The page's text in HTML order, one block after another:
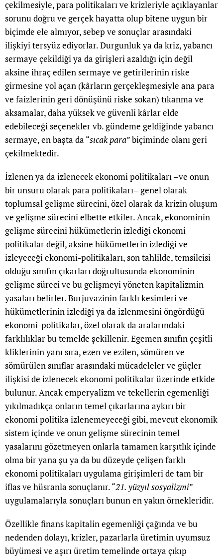
çekilmesiyle, para politikaları ve krizleriyle açıklayanlar
sorunu doğru ve gerçek hayatta olup bitene uygun bir
biçimde ele almıyor, sebep ve sonuçlar arasındaki
ilişkiyi tersyüz ediyorlar. Durgunluk ya da kriz, yabancı
sermaye çekildiği ya da girişleri azaldığı için değil
aksine ihraç edilen sermaye ve getirilerinin riske
girmesine yol açan (kârların gerçekleşmesiyle ana para
ve faizlerinin geri dönüşünü riske sokan) tıkanma ve
aksamalar, daha yüksek ve güvenli kârlar elde
edebileceği seçenekler vb. gündeme geldiğinde yabancı
sermaye, en başta da “sıcak para” biçiminde olanı geri
çekilmektedir.
İzlenen ya da izlenecek ekonomi politikaları –ve onun
bir unsuru olarak para politikaları– genel olarak
toplumsal gelişme sürecini, özel olarak da krizin oluşum
ve gelişme sürecini elbette etkiler. Ancak, ekonominin
gelişme sürecini hükümetlerin izlediği ekonomi
politikalar değil, aksine hükümetlerin izlediği ve
izleyeceği ekonomi-politikaları, son tahlilde, temsilcisi
olduğu sınıfın çıkarları doğrultusunda ekonominin
gelişme süreci ve bu gelişmeyi yöneten kapitalizmin
yasaları belirler. Burjuvazinin farklı kesimleri ve
hükümetlerinin izlediği ya da izlenmesini öngördüğü
ekonomi-politikalar, özel olarak da aralarındaki
farklılıklar bu temelde şekillenir. Egemen sınıfın çeşitli
kliklerinin yanı sıra, ezen ve ezilen, sömüren ve
sömürülen sınıflar arasındaki mücadeleler ve güçler
ilişkisi de izlenecek ekonomi politikalar üzerinde etkide
bulunur. Ancak emperyalizm ve tekellerin egemenliği
yıkılmadıkça onların temel çıkarlarına aykırı bir
ekonomi politika izlenemeyeceği gibi, mevcut ekonomik
sistem içinde ve onun gelişme sürecinin temel
yasalarını gözetmeyen onlarla tamamen karşıtlık içinde
olma bir yana şu ya da bu düzeyde çelişen farklı
ekonomi politikaları uygulama girişimleri de tam bir
iflas ve hüsranla sonuçlanır. “21. yüzyıl sosyalizmi”
uygulamalarıyla sonuçları bunun en yakın örnekleridir.
Özellikle finans kapitalin egemenliği çağında ve bu
nedenden dolayı, krizler, pazarlarla üretimin uyumsuz
büyümesi ve aşırı üretim temelinde ortaya çıkıp